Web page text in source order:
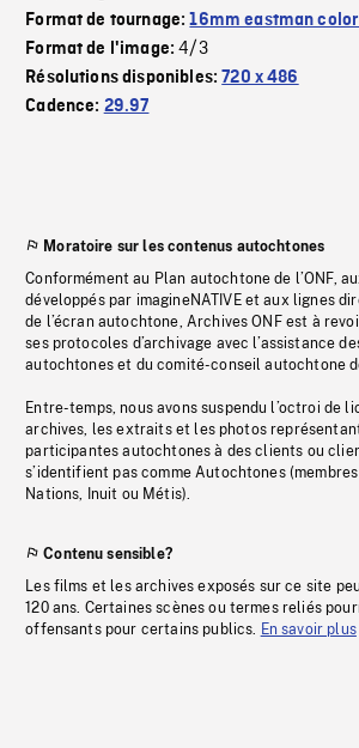
Format de tournage:16mm eastman
Format de l'image:4/3
Résolutions disponibles:720 x 486
Cadence: 29.97
Moratoire sur les contenus autochtones
Conformément au Plan autochtone de l’ONF,
développés par imagineNATIVE et aux lignes
de l’écran autochtone, Archives ONF est à
ses protocoles d’archivage avec l’assistance
autochtones et du comité-conseil autochtone
Entre-temps, nous avons suspendu l’octroi de
archives, les extraits et les photos
participantes autochtones à des clients ou
s’identifient pas comme Autochtones
Nations, Inuit ou Métis).
Contenu sensible?
Les films et les archives exposés sur ce site
120 ans. Certaines scènes ou termes reliés
offensants pour certains publics. En savoir plus